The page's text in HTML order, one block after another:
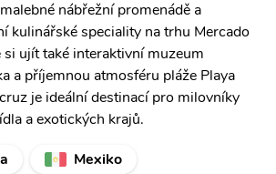
nábřežní promenádě a
kulinářské speciality na trhu Mercado
si ujít také interaktivní muzeum
a příjemnou atmosféru pláže Playa
je ideální destinací pro milovníky
a exotických krajů.
Mexiko